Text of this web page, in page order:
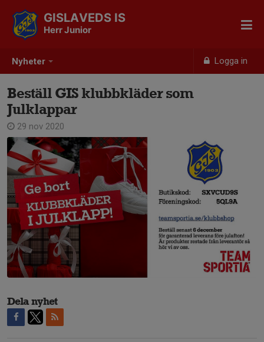
Nyheter Logga in
GISLAVEDS IS
Herr Junior
Beställ GIS klubbkläder som
Julklappar
29 nov 2020
Dela nyhet